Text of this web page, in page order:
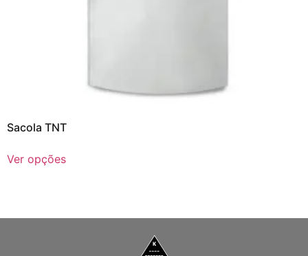
Sacola TNT
Ver opções